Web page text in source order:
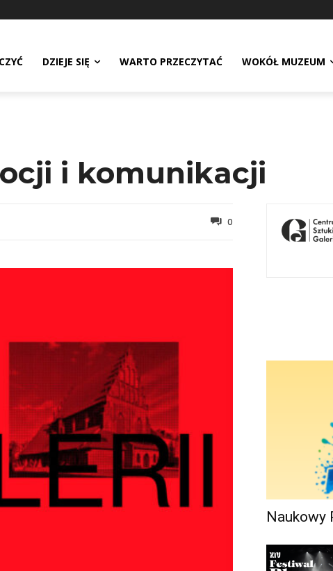
DZIEJE SIĘ WARTO PRZECZYTAĆ WOKÓŁ MUZEUM
i komunikacji
0
Naukowy